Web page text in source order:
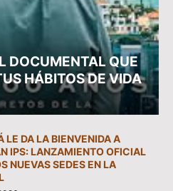
DOCUMENTAL QUE
HÁBITOS DE VIDA
LE DA LA BIENVENIDA A
IPS: LANZAMIENTO OFICIAL
NUEVAS SEDES EN LA